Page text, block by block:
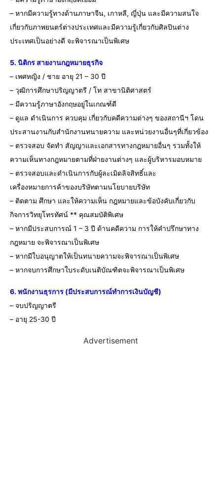
– หากมีความรู้ทางด้านภาษาจีน, เกาหลี, ญี่ปุ่น และมีความสนใจ
เกี่ยวกับภาพยนตร์ต่างประเทศและมีความรู้เกี่ยวกับศิลปินต่าง
ประเทศเป็นอย่างดี จะพิจารณาเป็นพิเศษ
5. นิติกร สายงานกฎหมายธุรกิจ
– เพศหญิง / ชาย อายุ 21 – 30 ปี
– วุฒิการศึกษาปริญญาตรี / โท สาขานิติศาสตร์
– มีความรู้ภาษาอังกฤษอยู่ในเกณฑ์ดี
– ดูแล ดำเนินการ ควบคุม เกี่ยวกับคดีความต่างๆ ของสถานีฯ โดน
ประสานงานกับสำนักงานทนายความ และหน่วยงานอื่นๆที่เกี่ยวข้อง
– ตรวจสอบ จัดทำ สัญญาและเอกสารทางกฎหมายอื่นๆ รวมทั้งให้
ความเห็นทางกฎหมายตามที่ฝ่ายงานต่างๆ และผู้บริหารมอบหมาย
– ตรวจสอบและดำเนินการกับผู้ละเมิดลิจสิทธิ์และ
เครื่องหมายการค้าของบริษัทตามนโยบายบริษัท
– ติดตาม ศึกษา และให้ความเห็น กฎหมายและข้อบังคับเกี่ยวกับ
กิจการวิทยุโทรทัศน์ ** คุณสมบัติพิเศษ
– หากมีประสบการณ์ 1 – 3 ปี ด้านคดีความ การให้คำปรึกษาทาง
กฎหมาย จะพิจารณาเป็นพิเศษ
– หากมีใบอนุญาตให้เป็นทนายความจะพิจารณาเป็นพิเศษ
– หากจบการศึกษาใบระดับเนติบัณฑิตจะพิจารณาเป็นพิเศษ
6. พนักงานธุรการ (มีประสบการณ์ทำการเงินบัญชี)
– จบปริญญาตรี
– อายุ 25-30 ปี
Advertisement